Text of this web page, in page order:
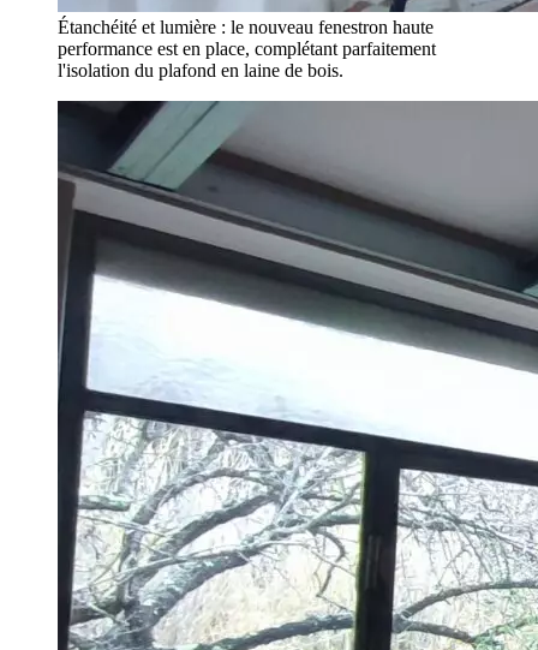
Étanchéité et lumière : le nouveau fenestron haute
performance est en place, complétant parfaitement
l'isolation du plafond en laine de bois.